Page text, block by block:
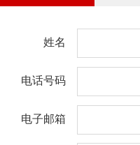
姓名
电话号码
电子邮箱